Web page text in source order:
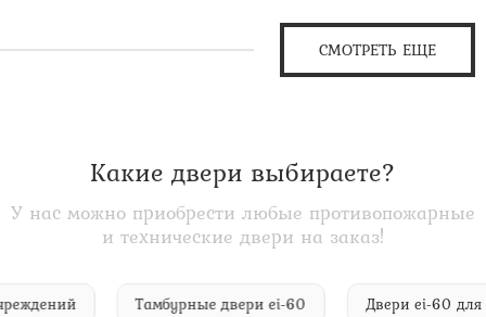
СМОТРЕТЬ ЕЩЕ
Какие двери выбираете?
У нас можно приобрести любые противопожарные
и технические двери на заказ!
учреждений Тамбурные двери ei-60 Двери ei-60